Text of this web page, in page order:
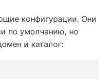
конфигурации. Они
по умолчанию, но
и каталог: